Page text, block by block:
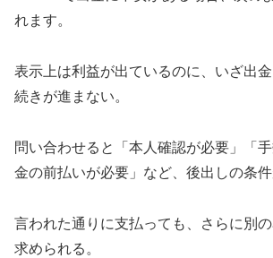
れます。
表示上は利益が出ているのに、いざ出
続きが進まない。
問い合わせると「本人確認が必要」「
金の前払いが必要」など、後出しの条件
言われた通りに支払っても、さらに別
求められる。